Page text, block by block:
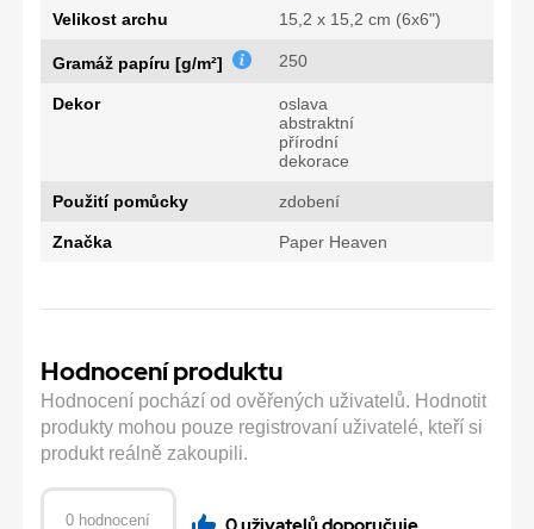
Velikost archu 15,2 x 15,2 cm (6x6")
Gramáž papíru [g/m²] 250
Dekor
oslava
abstraktní
přírodní
dekorace
Použití pomůcky zdobení
Značka Paper Heaven
Hodnocení produktu
Hodnocení pochází od ověřených uživatelů. Hodnotit
produkty mohou pouze registrovaní uživatelé, kteří si
produkt reálně zakoupili.
0 hodnocení